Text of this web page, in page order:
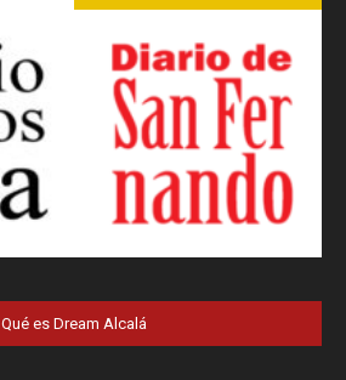
Qué es Dream Alcalá